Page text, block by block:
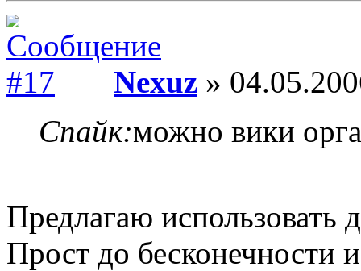
Nexuz »
Спайк:можно вики
Предлагаю использовать
Прост до бесконечности